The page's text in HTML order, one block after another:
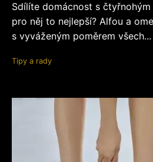
Sdílíte domácnost s
pro něj to nejlepší? Alfou a
s vyváženým poměrem všech...
Tipy a rady